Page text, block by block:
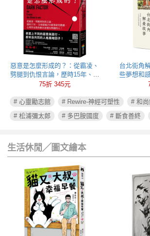
惡意是怎麼形成的？：從霸凌、
劈腿到仇恨言論，歷時15年、全
球超過250萬筆研究數據，心理學
75折 345元
台北街角
些夢想和
# 心靈勵志館 # Rewire-神經可塑性 # 和尚
# 松浦彌太郎
# 多巴胺國度 # 斷食善終
生活休閒╱圖文繪本